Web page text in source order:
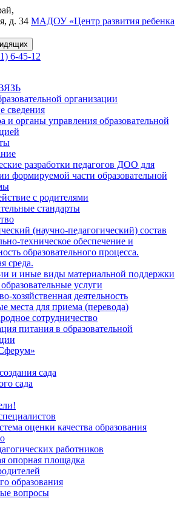
д. 34 МАДОУ «Центр развития ребенка
6-45-12
организации
сведения
и органы управления образовательной
разработки педагогов ДОО для
формируемой части образовательной
с родителями
стандарты
(научно-педагогический) состав
техническое обеспечение и
образовательного процесса.
среда.
и иные виды материальной поддержки
услуги
хозяйственная деятельность
места для приема (перевода)
сотрудничество
питания в образовательной
сада
сада
оценки качества образования
работников
опорная площадка
образования
вопросы